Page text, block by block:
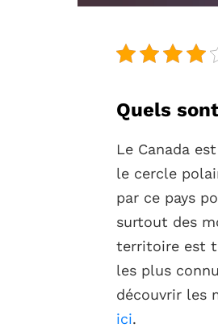
Quels
Le Canada
le cercle
par ce pays
surtout des
territoire est
les plus
découvrir les
ici.